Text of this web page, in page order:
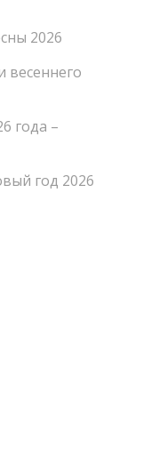
2026
весеннего
года –
год 2026